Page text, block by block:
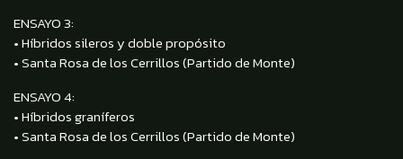
ENSAYO 3:
• Híbridos sileros y doble propósito
• Santa Rosa de los Cerrillos (Partido de Monte)
ENSAYO 4:
• Híbridos graníferos
• Santa Rosa de los Cerrillos (Partido de Monte)